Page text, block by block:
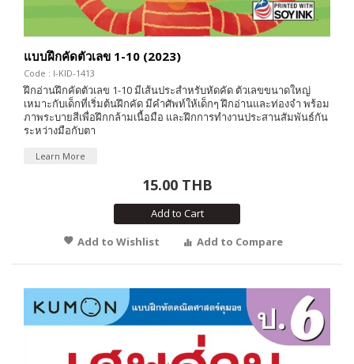
แบบฝึกคัดตัวเลข 1-10 (2023)
Code : I-KID-1413
ฝึกอ่านฝึกคัดตัวเลข 1-10 มีเส้นประสำหรับหัดคัด ตัวเลขขนาดใหญ่
เหมาะกับเด็กที่เริ่มต้นฝึกคัด มีคำศัพท์ให้เด็กๆ ฝึกอ่านและท่องจำ พร้อม
ภาพระบายสีเพื่อฝึกกล้ามเนื้อมือ และฝึกการทำงานประสานสัมพันธ์กัน
ระหว่างมือกับตา
Learn More
15.00 THB
Add to Cart
Add to Wishlist
Add to Compare